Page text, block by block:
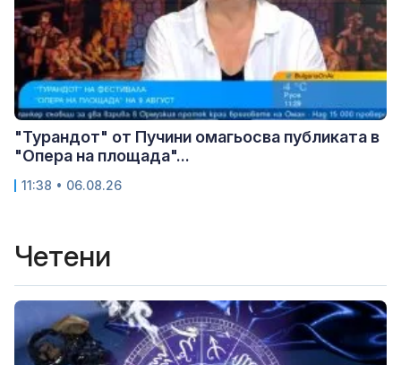
"Турандот" от Пучини омагьосва публиката в
"Опера на площада"...
11:38 • 06.08.26
Четени